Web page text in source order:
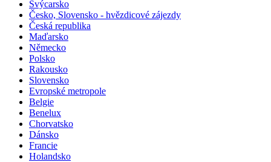
Švýcarsko
Česko, Slovensko - hvězdicové zájezdy
Česká republika
Maďarsko
Německo
Polsko
Rakousko
Slovensko
Evropské metropole
Belgie
Benelux
Chorvatsko
Dánsko
Francie
Holandsko